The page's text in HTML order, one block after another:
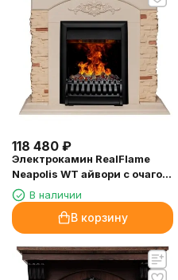
118 480 ₽
Электрокамин RealFlame
Neapolis WT айвори с очагом
3D Oregan
В наличии
В корзину